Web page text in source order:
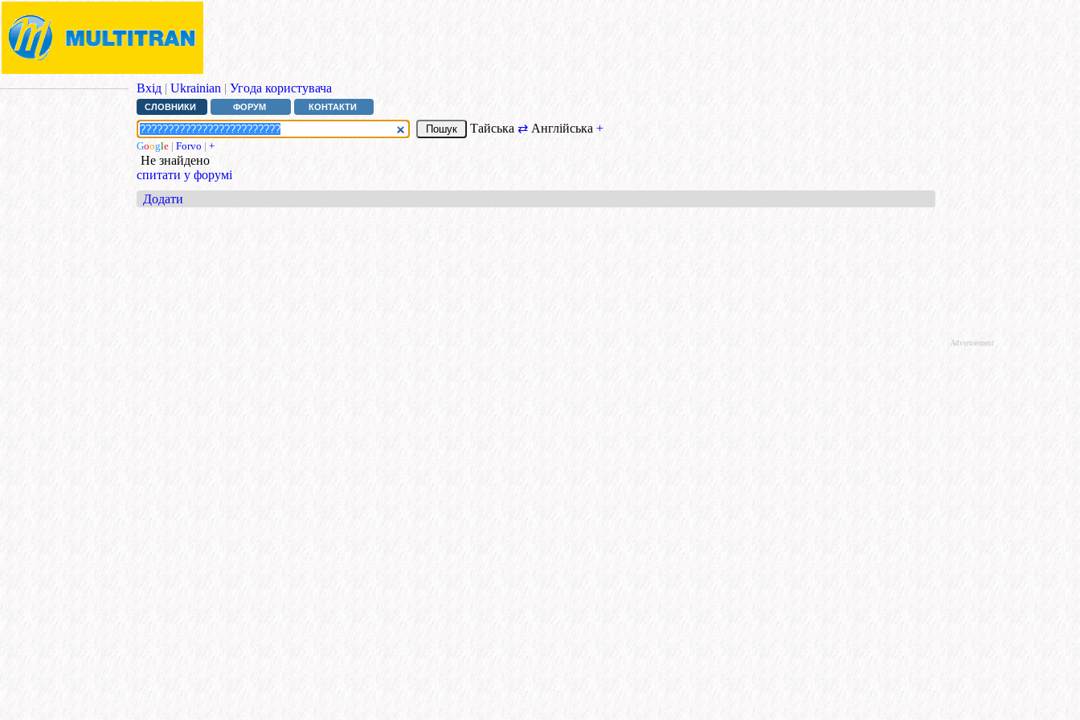
Вхід | Ukrainian | Угода користувача
СЛОВНИКИ ФОРУМ КОНТАКТИ
Тайська ⇄ Англійська +
Google | Forvo | +
Не знайдено
спитати у форумі
Додати
Advertisement